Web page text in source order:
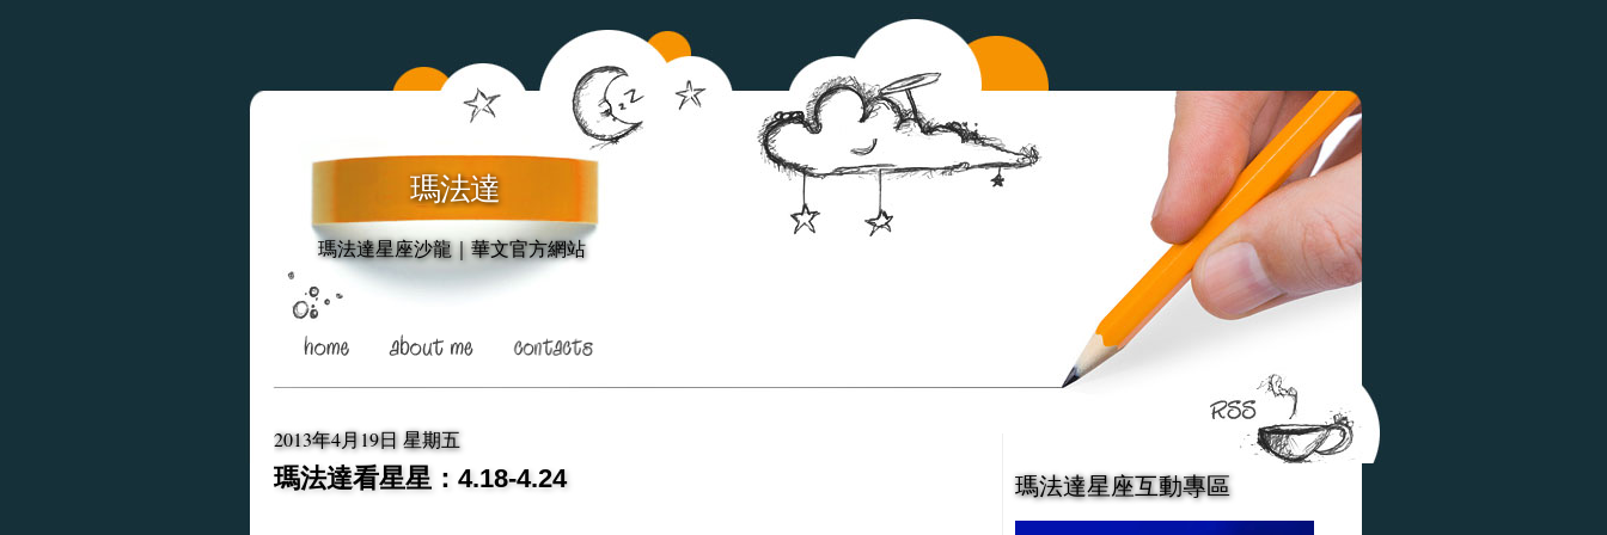
瑪法達
瑪法達星座沙龍｜華文官方網站
2013年4月19日 星期五
瑪法達看星星：4.18-4.24 瑪法達星座互動專區